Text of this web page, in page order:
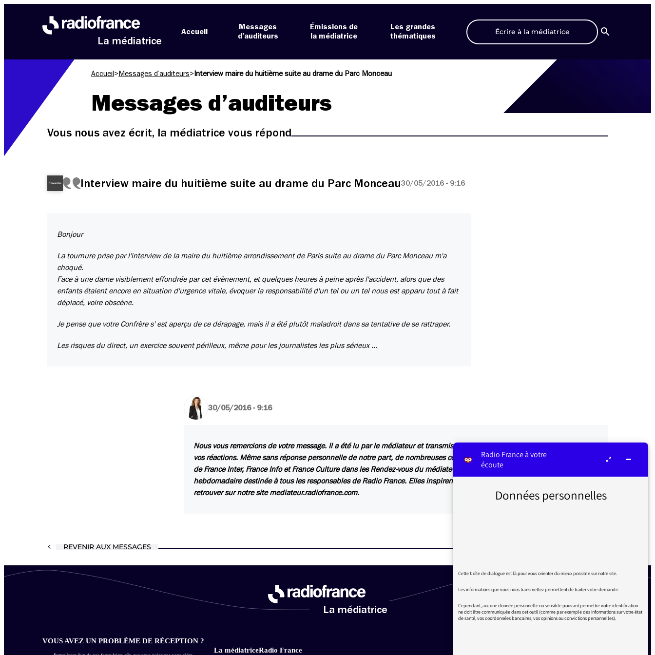
La médiatrice
Accueil
Messages
d’auditeurs
Émissions de
la médiatrice
Les grandes
thématiques
Écrire à la médiatrice
Recherche
Accueil > Messages d’auditeurs> Interview maire du huitième suite au drame du Parc Monceau
Messages d’auditeurs
Vous nous avez écrit, la médiatrice vous répond
Interview maire du huitième suite au drame du Parc Monceau30/05/2016 - 9:16
Bonjour
La tournure prise par l'interview de la maire du huitième arrondissement de Paris suite au drame du Parc Monceau m'a
choqué.
Face à une dame visiblement effondrée par cet évènement, et quelques heures à peine après l'accident, alors que des
enfants étaient encore en situation d'urgence vitale, évoquer la responsabilité d'un tel ou un tel nous est apparu tout à fait
déplacé, voire obscène.
Je pense que votre Confrère s' est aperçu de ce dérapage, mais il a été plutôt maladroit dans sa tentative de se rattraper.
Les risques du direct, un exercice souvent périlleux, même pour les journalistes les plus sérieux ...
30/05/2016 - 9:16
Nous vous remercions de votre message. Il a été lu par le médiateur et transmis au service concerné par vos questions ou
vos réactions. Même sans réponse personnelle de notre part, de nombreuses contributions sont relayées sur les antennes
de France Inter, France Info et France Culture dans les Rendez-vous du médiateur ou dans Les infos du médiateur, lettre
hebdomadaire destinée à tous les responsables de Radio France. Elles inspirent également des articles explicatifs à
retrouver sur notre site mediateur.radiofrance.com.
REVENIR AUX MESSAGES
La médiatrice
VOUS AVEZ UN PROBLÈME DE RÉCEPTION ?
La médiatriceRadio France
Radio France à votre
écoute
Données personnelles
Cette boîte de dialogue est là pour vous orienter du mieux possible sur notre site.
Les informations que vous nous transmettez permettent de traiter votre demande.
Cependant, aucune donnée personnelle ou sensible pouvant permettre votre identification
ne doit être communiquée dans cet outil (comme par exemple des informations sur votre état
de santé, vos coordonnées bancaires, vos opinions ou convictions personnelles).